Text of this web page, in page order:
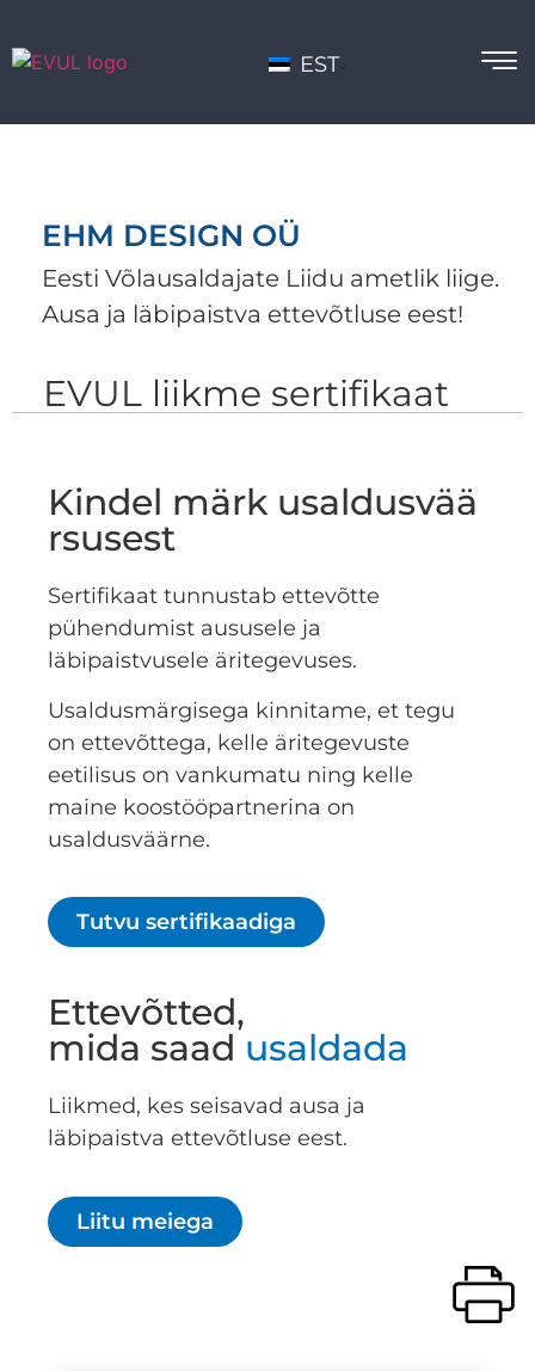
EST
EHM DESIGN OÜ
Eesti Võlausaldajate Liidu ametlik liige.
Ausa ja läbipaistva ettevõtluse eest!
EVUL liikme sertifikaat
Kindel märk usaldusvää
rsusest
Sertifikaat tunnustab ettevõtte
pühendumist aususele ja
läbipaistvusele äritegevuses.
Usaldusmärgisega kinnitame, et tegu
on ettevõttega, kelle äritegevuste
eetilisus on vankumatu ning kelle
maine koostööpartnerina on
usaldusväärne.
Tutvu sertifikaadiga
Ettevõtted,
mida saad usaldada
Liikmed, kes seisavad ausa ja
läbipaistva ettevõtluse eest.
Liitu meiega